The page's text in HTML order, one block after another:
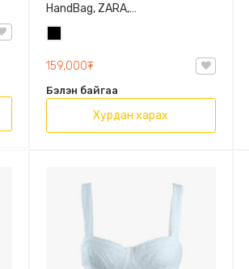
HandBag, ZARA,
3720/005/040, PU арьс
159,000₮
Бэлэн байгаа
Хурдан харах